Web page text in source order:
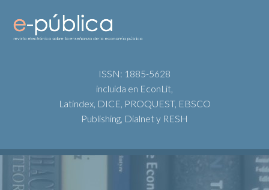
ISSN: 1885-5628
incluida en EconLit,
Latindex, DICE, PROQUEST, EBSCO
Publishing, Dialnet y RESH